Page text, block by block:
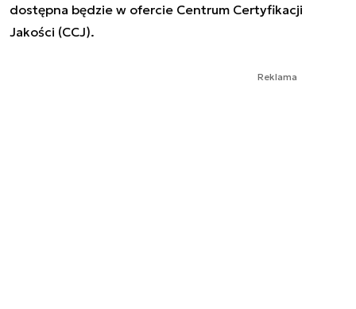
dostępna będzie w ofercie Centrum Certyfikacji
Jakości (CCJ).
Reklama